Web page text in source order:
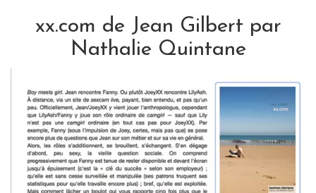
xx.com de Jean Gilbert par
Nathalie Quintane